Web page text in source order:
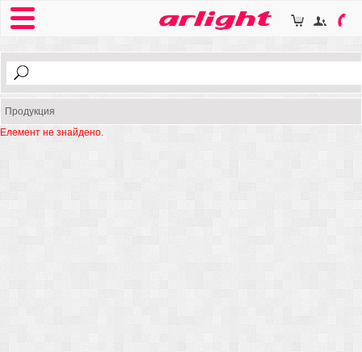
Продукция
Елемент не знайдено.